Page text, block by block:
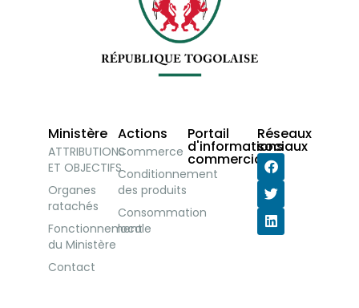
Ministère
ATTRIBUTIONS
ET OBJECTIFS
Organes
ratachés
Fonctionnement
du Ministère
Contact
Actions
Commerce
Conditionnement
des produits
Consommation
locale
Portail
d'informations
commerciales
Réseaux
sociaux